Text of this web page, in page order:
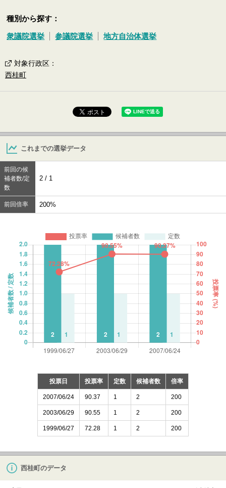
種別から探す：
衆議院選挙 参議院選挙 地方自治体選挙
対象行政区 ：
西桂町
これまでの選挙データ
前回の候
補者数/定
数
2 / 1
前回倍率 200%
投票日 投票率 定数 候補者数 倍率
2007/06/24 90.37 1 2 200
2003/06/29 90.55 1 2 200
1999/06/27 72.28 1 2 200
西桂町のデータ